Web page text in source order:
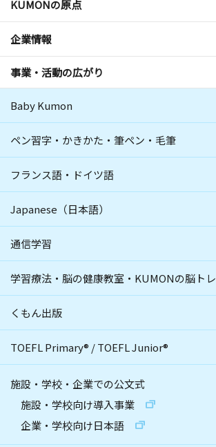
KUMONの原点
企業情報
事業・活動の広がり
Baby Kumon
ペン習字・かきかた・筆ペン・毛筆
フランス語・ドイツ語
Japanese（日本語）
通信学習
学習療法・脳の健康教室・KUMONの脳トレ
くもん出版
TOEFL Primary® /TOEFL Junior®
施設・学校・企業での公文式
施設・学校向け導入事業
企業・学校向け日本語